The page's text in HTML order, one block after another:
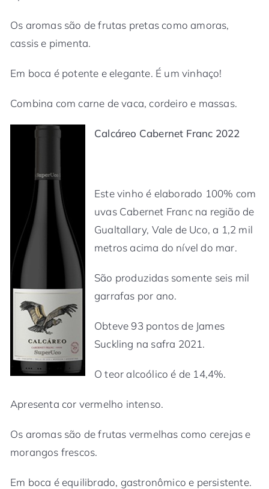
Os aromas são de frutas pretas como amoras,
cassis e pimenta.
Em boca é potente e elegante. É um vinhaço!
Combina com carne de vaca, cordeiro e massas.
Calcáreo Cabernet Franc 2022
Este vinho é elaborado 100% com
uvas Cabernet Franc na região de
Gualtallary, Vale de Uco, a 1,2 mil
metros acima do nível do mar.
São produzidas somente seis mil
garrafas por ano.
Obteve 93 pontos de James
Suckling na safra 2021.
O teor alcoólico é de 14,4%.
Apresenta cor vermelho intenso.
Os aromas são de frutas vermelhas como cerejas e
morangos frescos.
Em boca é equilibrado, gastronômico e persistente.